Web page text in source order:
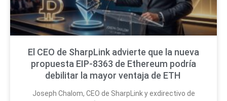
El CEO de SharpLink advierte que la nueva
propuesta EIP-8363 de Ethereum podría
debilitar la mayor ventaja de ETH
Joseph Chalom, CEO de SharpLink y exdirectivo de